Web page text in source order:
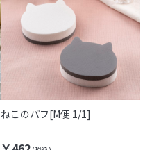
ねこのパフ[M便 1/1]